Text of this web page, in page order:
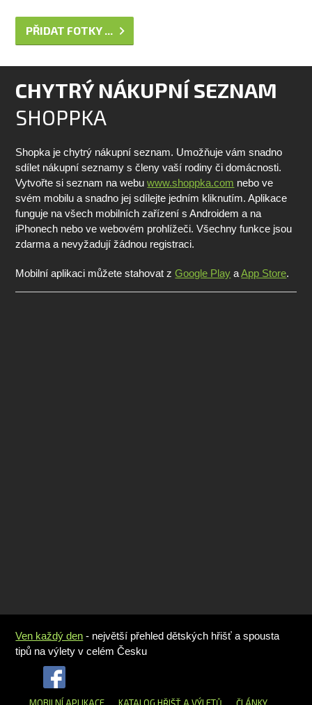
PŘIDAT FOTKY ...
CHYTRÝ NÁKUPNÍ SEZNAM
SHOPPKA
Shopka je chytrý nákupní seznam. Umožňuje vám snadno
sdílet nákupní seznamy s členy vaší rodiny či domácnosti.
Vytvořte si seznam na webuwww.shoppka.com nebo ve
svém mobilu a snadno jej sdílejte jedním kliknutím. Aplikace
funguje na všech mobilních zařízení s Androidem a na
iPhonech nebo ve webovém prohlížeči. Všechny funkce jsou
zdarma a nevyžadují žádnou registraci.
Mobilní aplikaci můžete stahovat zGoogle Play aApp Store.
Ven každý den - největší přehled dětských hřišť a spousta
tipů na výlety v celém Česku
MOBILNÍ APLIKACE KATALOG HŘIŠŤ A VÝLETŮ ČLÁNKY